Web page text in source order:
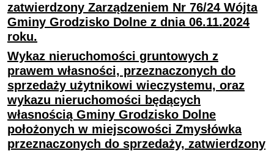
zatwierdzony Zarządzeniem Nr 76/24 Wójta
Gminy Grodzisko Dolne z dnia 06.11.2024
roku.
Wykaz nieruchomości gruntowych z
prawem własności, przeznaczonych do
sprzedaży użytnikowi wieczystemu, oraz
wykazu nieruchomości będących
własnością Gminy Grodzisko Dolne
położonych w miejscowości Zmysłówka
przeznaczonych do sprzedaży, zatwierdzony